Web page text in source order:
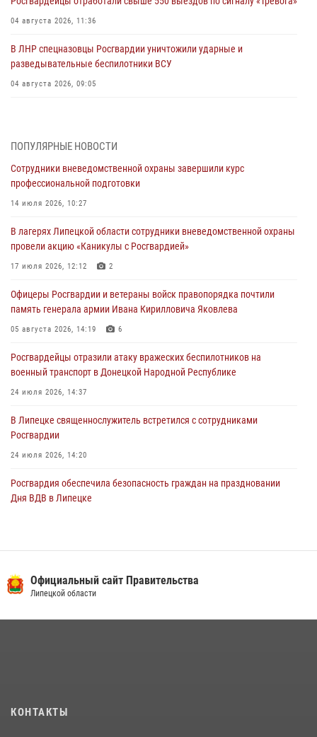
04 августа 2026, 11:36
В ЛНР спецназовцы Росгвардии уничтожили ударные и
разведывательные беспилотники ВСУ
04 августа 2026, 09:05
03 августа 2026, 13:43 1
Росгвардейцы обеспечили безопасность граждан в День Лев-
Толстовского района
03 августа 2026, 13:41
Росгвардия противодействует БПЛА ВСУ на южном направлении
(видео)
03 августа 2026, 13:39
Росгвардия обеспечила охрану порядка во время проведения
фестивалей в Липецке
03 августа 2026, 13:17
ПОПУЛЯРНЫЕ НОВОСТИ
Сотрудники вневедомственной охраны завершили курс
профессиональной подготовки
14 июля 2026, 10:27
В лагерях Липецкой области сотрудники вневедомственной охраны
провели акцию «Каникулы с Росгвардией»
17 июля 2026, 12:12 2
Офицеры Росгвардии и ветераны войск правопорядка почтили
память генерала армии Ивана Кирилловича Яковлева
05 августа 2026, 14:19 6
Росгвардейцы отразили атаку вражеских беспилотников на
военный транспорт в Донецкой Народной Республике
24 июля 2026, 14:37
В Липецке священнослужитель встретился с сотрудниками
Росгвардии
24 июля 2026, 14:20
Росгвардия обеспечила безопасность граждан на праздновании
Дня ВДВ в Липецке
28 июля 2026, 14:38 4
20 июля 2026, 12:22
Официальный сайт Правительства
Липецкой области
КОНТАКТЫ